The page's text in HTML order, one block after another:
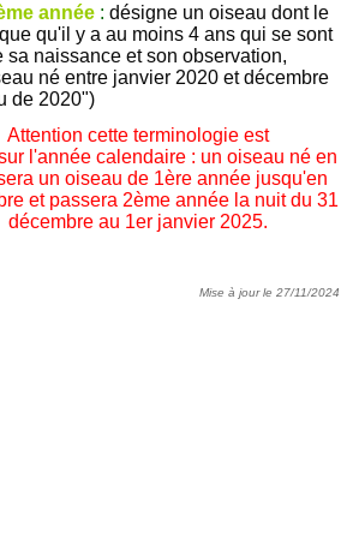
année : désigne un oiseau dont le
qu'il y a au moins 4 ans qui se sont
sa naissance et son observation,
né entre janvier 2020 et décembre
de 2020")
Attention cette terminologie est
l'année calendaire : un oiseau né en
un oiseau de 1ère année jusqu'en
et passera 2ème année la nuit du 31
décembre au 1er janvier 2025.
Mise à jour le 27/11/2024